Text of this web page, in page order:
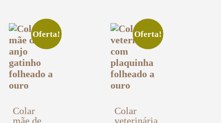
Oferta!
Colar
mãe de
Oferta!
Colar
veterinária